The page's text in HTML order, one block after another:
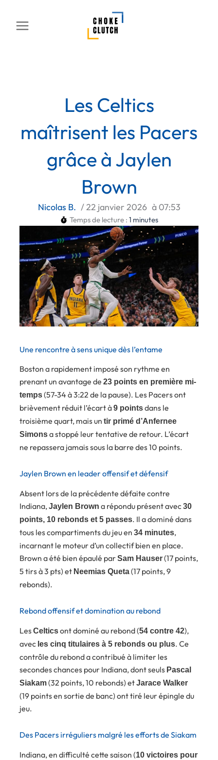
contenu
Les Celtics
maîtrisent les Pacers
grâce à Jaylen
Brown
Nicolas B. /22 janvier 2026 à 07:53
Temps de lecture : 1 minutes
Une rencontre à sens unique dès l’entame
Boston a rapidement imposé son rythme en
prenant un avantage de 23 points en première mi-
temps(57-34 à 3:22 de la pause). Les Pacers ont
brièvement réduit l’écart à9 pointsdans le
troisième quart, mais un tir primé d’Anfernee
Simonsa stoppé leur tentative de retour. L’écart
ne repassera jamais sous la barre des 10 points.
Jaylen Brown en leader offensif et défensif
Absent lors de la précédente défaite contre
Indiana,Jaylen Brown a répondu présent avec30
points, 10 rebonds et 5 passes. Il a dominé dans
tous les compartiments du jeu en 34 minutes,
incarnant le moteur d’un collectif bien en place.
Brown a été bien épaulé parSam Hauser(17 points,
5 tirs à 3 pts) et Neemias Queta(17 points, 9
rebonds).
Rebond offensif et domination au rebond
LesCelticsont dominé au rebond (54 contre 42),
avec les cinq titulaires à 5 rebonds ou plus. Ce
contrôle du rebond a contribué à limiter les
secondes chances pour Indiana, dont seuls Pascal
Siakam(32 points, 10 rebonds) etJarace Walker
(19 points en sortie de banc) ont tiré leur épingle du
jeu.
Des Pacers irréguliers malgré les efforts de Siakam
Indiana, en difficulté cette saison (10 victoires pour